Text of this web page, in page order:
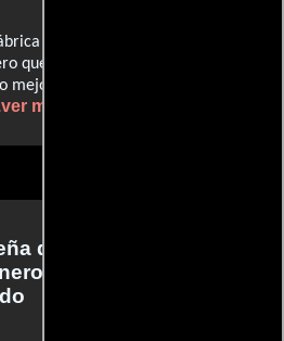
de artefactos de molde que
que aun así están dispuestos a
mejor es que lo hacen con tanto
más
de